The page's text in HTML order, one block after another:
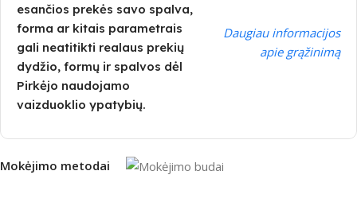
esančios prekės savo spalva,
forma ar kitais parametrais
gali neatitikti realaus prekių
dydžio, formų ir spalvos dėl
Pirkėjo naudojamo
vaizduoklio ypatybių.
Daugiau informacijos
apie grąžinimą
Mokėjimo metodai